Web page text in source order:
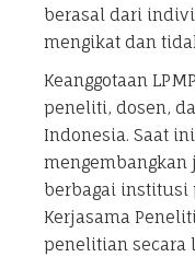
berasal dari
mengikat dan
Keanggotaan
peneliti, dosen,
Indonesia. Saat
mengembangkan
berbagai institusi
Kerjasama
penelitian secara